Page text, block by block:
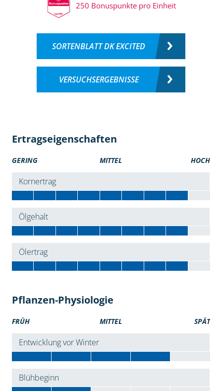
250 Bonuspunkte pro Einheit
SORTENBLATT DK EXCITED
VERSUCHSERGEBNISSE
Ertragseigenschaften
GERING MITTEL HOCH
Kornertrag
Ölgehalt
Ölertrag
Pflanzen-Physiologie
FRÜH MITTEL SPÄT
Entwicklung vor Winter
Blühbeginn